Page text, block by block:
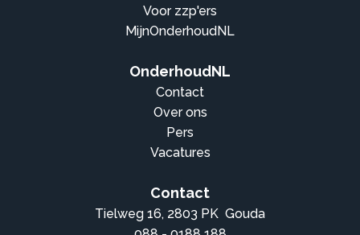
Voor zzp'ers
MijnOnderhoudNL
OnderhoudNL
Contact
Over ons
Pers
Vacatures
Contact
Tielweg 16, 2803 PK Gouda